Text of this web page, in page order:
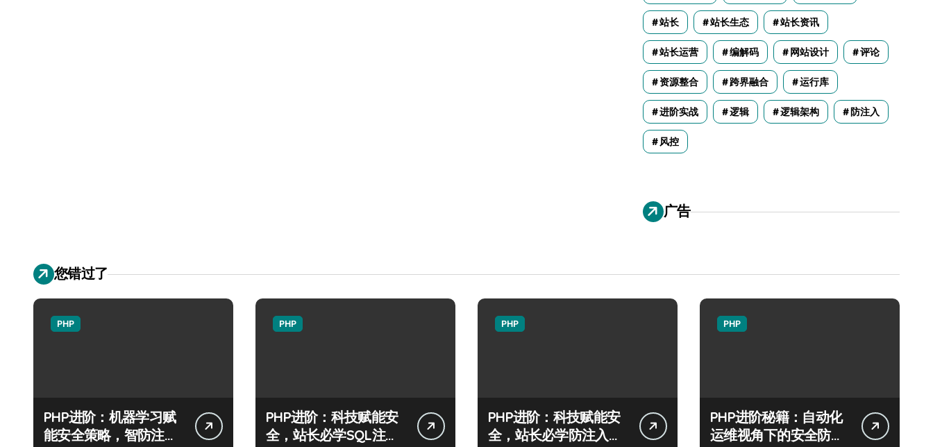
站长 站长生态 站长资讯
站长运营 编解码 网站设计 评论
资源整合 跨界融合 运行库
进阶实战 逻辑 逻辑架构 防注入
风控
广告
您错过了
PHP
PHP进阶：机器学习赋
能安全策略，智防注入
PHP
PHP进阶：科技赋能安
全，站长必学SQL注入
PHP
PHP进阶：科技赋能安
全，站长必学防注入核
PHP
PHP进阶秘籍：自动化
运维视角下的安全防注